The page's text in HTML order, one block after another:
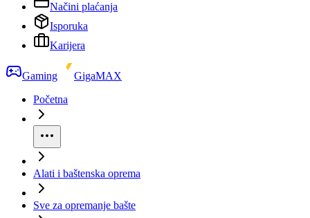
Načini plaćanja
Isporuka
Karijera
Gaming
GigaMAX
Početna
Alati i baštenska oprema
Sve za opremanje bašte